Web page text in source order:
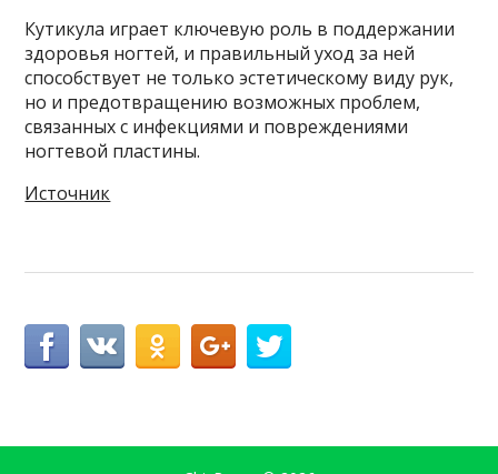
Кутикула играет ключевую роль в поддержании
здоровья ногтей, и правильный уход за ней
способствует не только эстетическому виду рук,
но и предотвращению возможных проблем,
связанных с инфекциями и повреждениями
ногтевой пластины.
Источник